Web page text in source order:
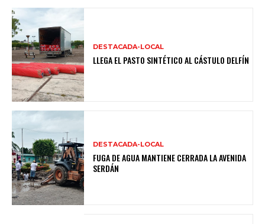
DESTACADA-LOCAL
LLEGA EL PASTO SINTÉTICO AL CÁSTULO DELFÍN
DESTACADA-LOCAL
FUGA DE AGUA MANTIENE CERRADA LA AVENIDA
SERDÁN